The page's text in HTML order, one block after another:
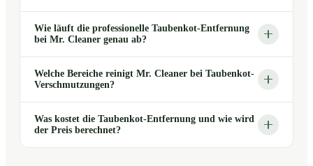
Wie läuft die professionelle Taubenkot-Entfernung
bei Mr. Cleaner genau ab?
Welche Bereiche reinigt Mr. Cleaner bei Taubenkot-
Verschmutzungen?
Was kostet die Taubenkot-Entfernung und wie wird
der Preis berechnet?